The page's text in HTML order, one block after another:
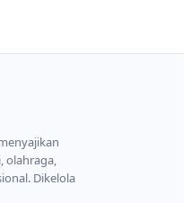
olahraga,
Dikelola